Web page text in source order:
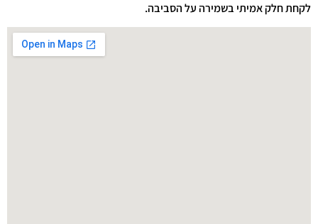
לקחת חלק אמיתי בשמירה על הסביבה.